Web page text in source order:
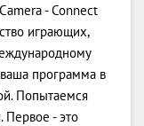
- Connect
играющих,
программа в
Попытаемся
Первое - это